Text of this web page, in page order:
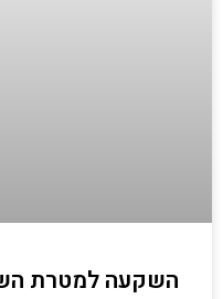
השקעה למטרת